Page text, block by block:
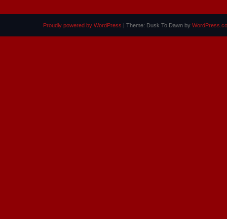
Proudly powered by WordPress | Theme: Dusk To Dawn by